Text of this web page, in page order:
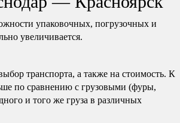
упаковочных, погрузочных и
увеличивается.
транспорта, а также на стоимость. К
по сравнению с грузовыми (фуры,
и того же груза в различных